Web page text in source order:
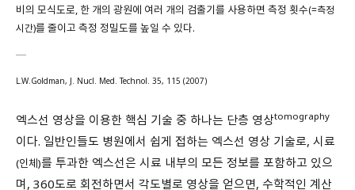
비의 모식도로, 한 개의 광원에 여러 개의 검출기를 사용하면 측정 횟수(=측정
시간)를 줄이고 측정 정밀도를 높일 수 있다.
L.W.Goldman, J. Nucl. Med. Technol. 35, 115 (2007)
엑스선 영상을 이용한 핵심 기술 중 하나는 단층 영상tomography
이다. 일반인들도 병원에서 쉽게 접하는 엑스선 영상 기술로, 시료
(인체)를 투과한 엑스선은 시료 내부의 모든 정보를 포함하고 있으
며, 360도로 회전하면서 각도별로 영상을 얻으면, 수학적인 계산